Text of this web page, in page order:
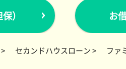
） お
セカンドハウスローン > ファ